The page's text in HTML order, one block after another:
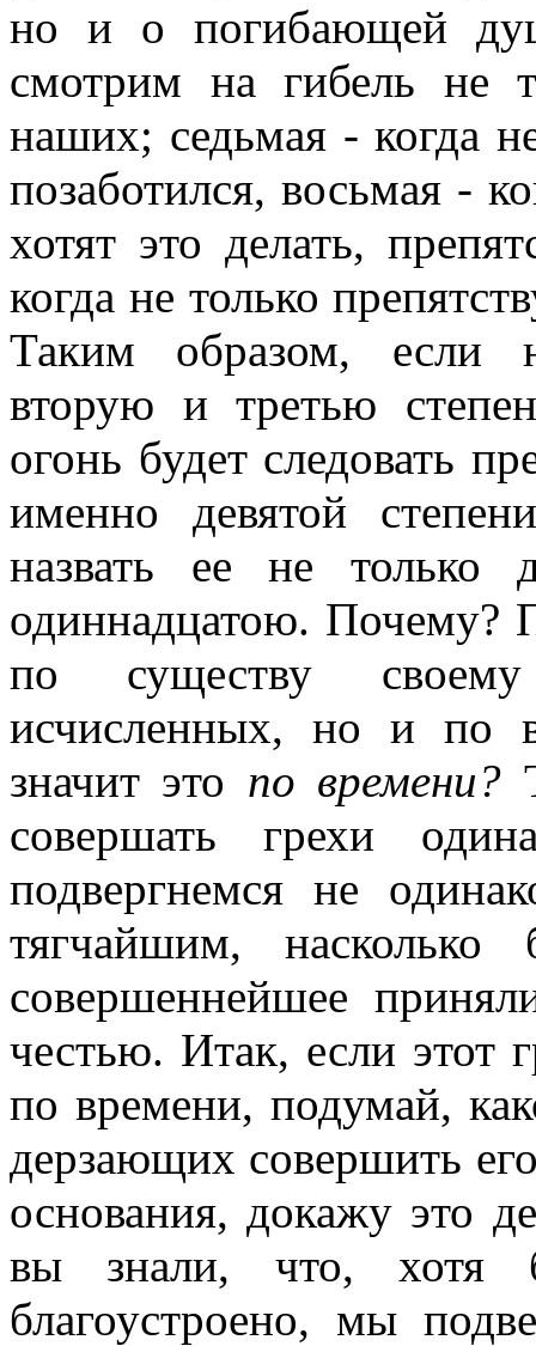
но и о погибающей
смотрим на гибель не
наших; седьмая - когда
позаботился, восьмая -
хотят это делать,
когда не только
Таким образом, если
вторую и третью
огонь будет следовать
именно девятой
назвать ее не
одиннадцатою. Почему?
по существу
исчисленных, но и по
значит это по времени?
совершать грехи
подвергнемся не
тягчайшим,
совершеннейшее
честью. Итак, если этот
по времени, подумай,
дерзающих совершить
основания, докажу это
вы знали, что,
благоустроено, мы